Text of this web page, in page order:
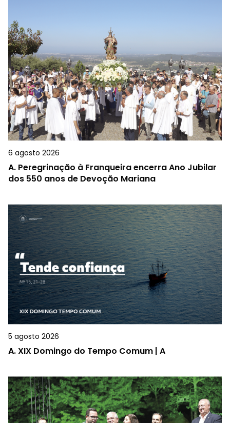
6 agosto 2026
A. Peregrinação à Franqueira encerra Ano Jubilar
dos 550 anos de Devoção Mariana
5 agosto 2026
A.XIX Domingo do Tempo Comum | A